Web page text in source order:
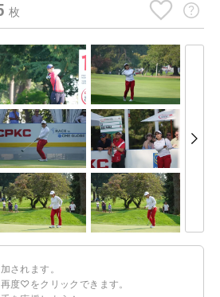
枚
されます。
度♡をクリックできます。